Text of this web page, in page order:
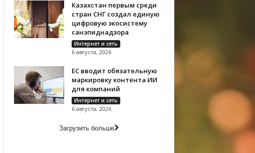
Казахстан первым среди
стран СНГ создал единую
цифровую экосистему
санэпиднадзора
Интернет и сеть
6 августа, 2026
ЕС вводит обязательную
маркировку контента ИИ
для компаний
Интернет и сеть
6 августа, 2026
Загрузить больше